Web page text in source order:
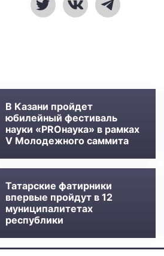
В Казани пройдет
юбилейный фестиваль
науки «PROнаука» в рамках
V Молодежного саммита
Татарские фатирники
впервые пройдут в 12
муниципалитетах
республики